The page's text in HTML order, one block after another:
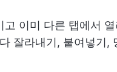
이미 다른 탭에서
잘라내기, 붙여넣기,